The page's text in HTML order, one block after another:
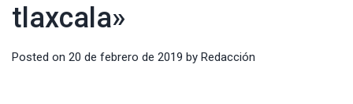
tlaxcala»
Posted on 20 de febrero de 2019 by Redacción